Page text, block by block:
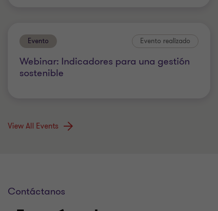
Evento Evento realizado
Webinar: Indicadores para una gestión
sostenible
View All Events
Contáctanos